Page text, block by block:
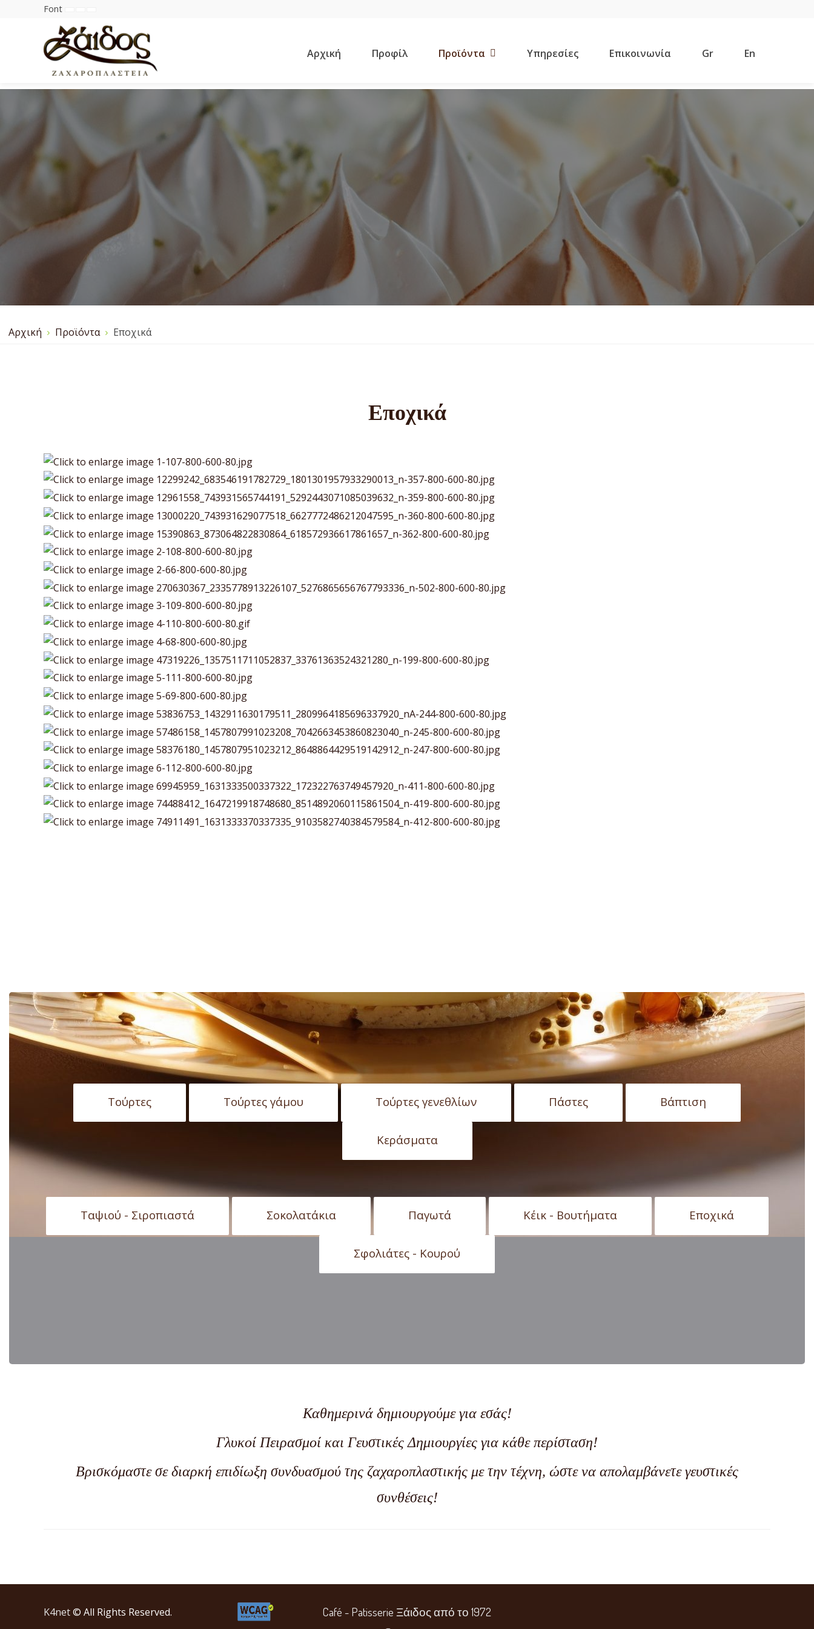
Font
FontFontFont
Αρχική Προφίλ Προϊόντα Υπηρεσίες Επικοινωνία Gr En
Αρχική Προϊόντα Εποχικά
Εποχικά
Tούρτες Tούρτες γάμου Tούρτες γενεθλίων Πάστες Βάπτιση
Κεράσματα
Ταψιού - Σιροπιαστά Σοκολατάκια Παγωτά Κέικ - Βουτήματα Εποχικά
Σφολιάτες - Κουρού
Καθημερινά δημιουργούμε για εσάς!
Γλυκοί Πειρασμοί και Γευστικές Δημιουργίες για κάθε περίσταση!
Βρισκόμαστε σε διαρκή επιδίωξη συνδυασμού της ζαχαροπλαστικής με την τέχνη, ώστε να απολαμβάνετε γευστικές
συνθέσεις!
K4net© All Rights Reserved. Café - Patisserie Ξάιδος από το 1972